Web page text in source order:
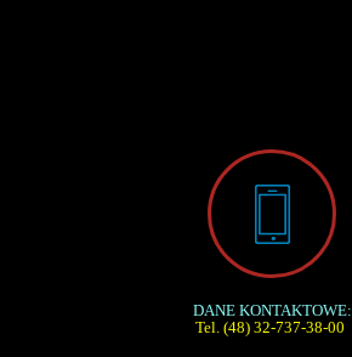
DANE KONTAKTOWE:
Tel. (48) 32-737-38-00